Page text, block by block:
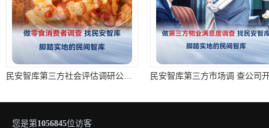
您是第1056845位访客